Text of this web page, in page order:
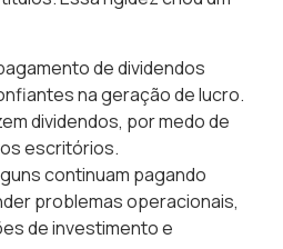
de dividendos
na geração de lucro.
dividendos, por medo de
escritórios.
continuam pagando
problemas operacionais,
de investimento e